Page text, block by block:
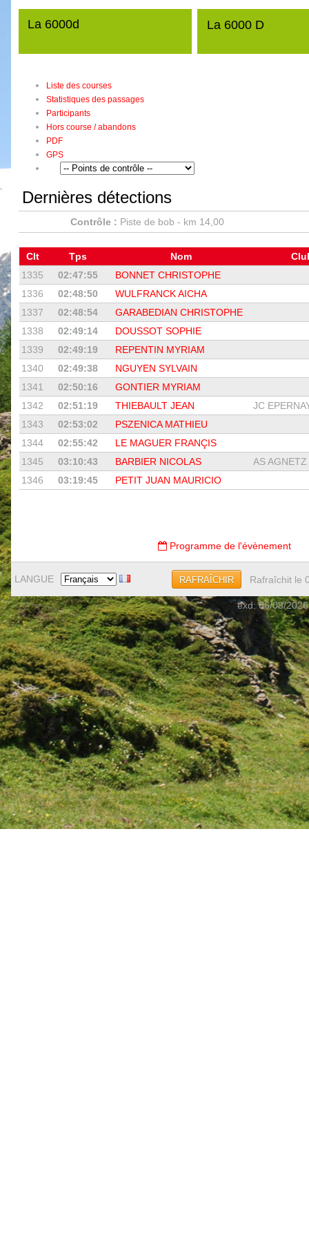
La 6000d La 6000 D
Liste des courses
Statistiques des passages
Participants
Hors course / abandons
PDF
GPS
Dernières détections
Contrôle : Piste de bob - km 14,00
Clt Tps Nom
1335
02:47:55
BONNET CHRISTOPHE
1336
02:48:50
WULFRANCK AICHA
1337
02:48:54
GARABEDIAN CHRISTOPHE
1338
02:49:14
DOUSSOT SOPHIE
1339
02:49:19
REPENTIN MYRIAM
1340
02:49:38
NGUYEN SYLVAIN
1341
02:50:16
GONTIER MYRIAM
1342
02:51:19 THIEBAULT JEAN
JC
1343
02:53:02
PSZENICA MATHIEU
1344
02:55:42
LE MAGUER FRANÇIS
1345
03:10:43 BARBIER NICOLAS
AS
1346
03:19:45 PETIT JUAN MAURICIO
Programme de l'évènement
LANGUE RAFRAÎCHIR Rafraîchit le
exd: 06/08/